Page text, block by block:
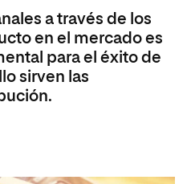
a través de los
en el mercado es
para el éxito de
sirven las